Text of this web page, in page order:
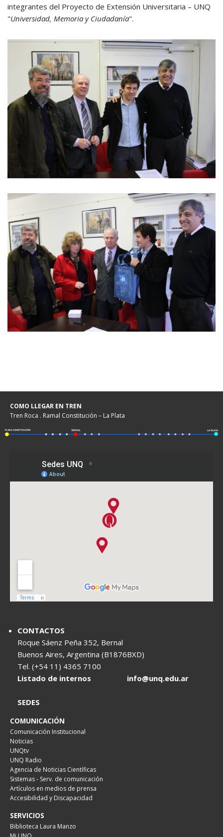
integrantes del Proyecto de Extensión Universitaria – UNQ
"Universidad, Memoria y Ciudadanía".
COMO LLEGAR EN TREN
Tren Roca . Ramal Constitución – La Plata
CONTACTOS
Roque Sáenz Peña 352, Bernal
Buenos Aires, Argentina (B1876BXD)
Tel. (+54 11) 4365 7100
Listado de internos
info@unq.edu.ar
SEDES
COMUNICACIÓN
Comunicación Institucional
Noticias
UNQtv
UNQ Radio
Agencia de Noticias Científicas
Sistemas - Serv. de comunicación
Artículos en medios de prensa
Accesibilidad y Discapacidad
SERVICIOS
Biblioteca Laura Manzo